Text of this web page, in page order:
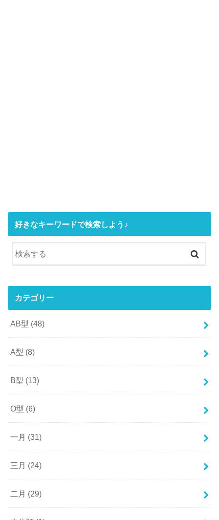
好きなキーワードで検索しよう♪
カテゴリー
AB型 (48)
A型 (8)
B型 (13)
O型 (6)
一月 (31)
三月 (24)
二月 (29)